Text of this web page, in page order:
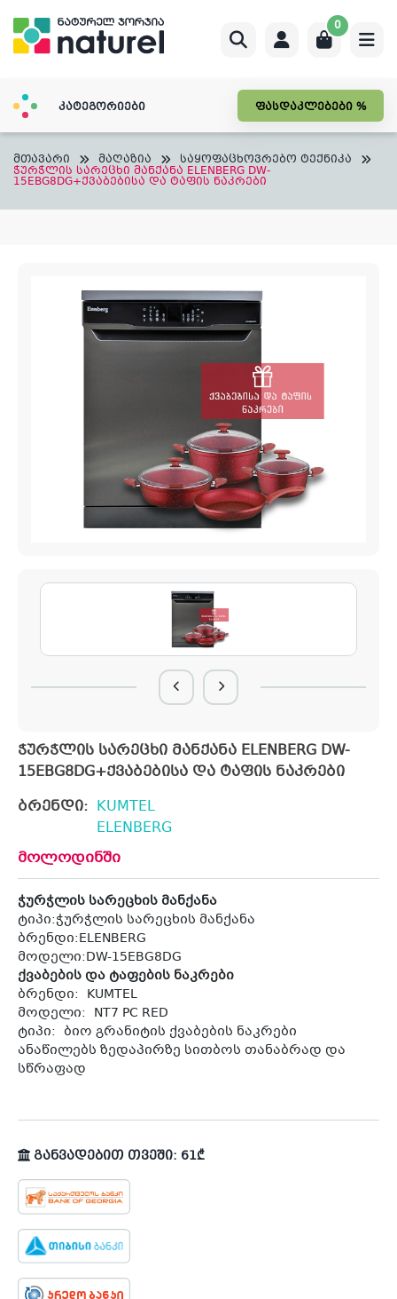
content
0
კატეგორიები ფასდაკლებები %
მთავარი მაღაზია საყოფაცხოვრებო ტექნიკა
ჭურჭლის სარეცხი მანქანა ELENBERG DW-
15EBG8DG+ქვაბებისა და ტაფის ნაკრები
ჭურჭლის სარეცხი მანქანა ELENBERG DW-
15EBG8DG+ქვაბებისა და ტაფის ნაკრები
ბრენდი: KUMTEL
ELENBERG
მოლოდინში
ჭურჭლის სარეცხის მანქანა
ტიპი:ჭურჭლის სარეცხის მანქანა
ბრენდი:ELENBERG
მოდელი:DW-15EBG8DG
ქვაბების და ტაფების ნაკრები
ბრენდი: KUMTEL
მოდელი: NT7 PC RED
ტიპი: ბიო გრანიტის ქვაბების ნაკრები
ანაწილებს ზედაპირზე სითბოს თანაბრად და
სწრაფად
განვადებით თვეში: 61₾